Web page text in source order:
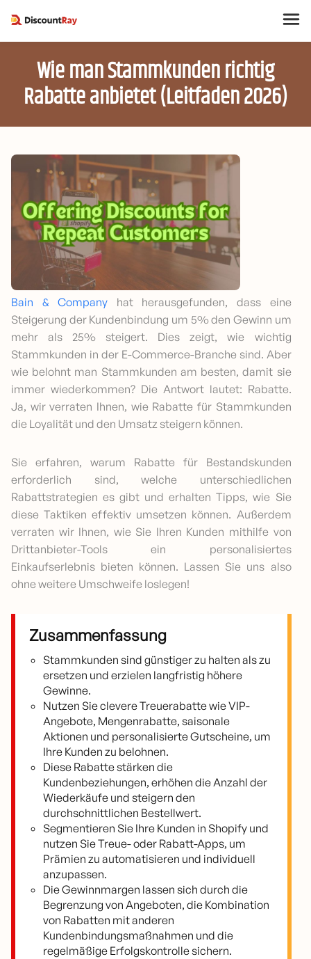
Wie man Stammkunden richtig
Rabatte anbietet (Leitfaden 2026)
Bain & Company hat herausgefunden, dass eine
Steigerung der Kundenbindung um 5% den Gewinn um
mehr als 25% steigert. Dies zeigt, wie wichtig
Stammkunden in der E-Commerce-Branche sind. Aber
wie belohnt man Stammkunden am besten, damit sie
immer wiederkommen? Die Antwort lautet: Rabatte.
Ja, wir verraten Ihnen, wie Rabatte für Stammkunden
die Loyalität und den Umsatz steigern können.
Sie erfahren, warum Rabatte für Bestandskunden
erforderlich sind, welche unterschiedlichen
Rabattstrategien es gibt und erhalten Tipps, wie Sie
diese Taktiken effektiv umsetzen können. Außerdem
verraten wir Ihnen, wie Sie Ihren Kunden mithilfe von
Drittanbieter-Tools ein personalisiertes
Einkaufserlebnis bieten können. Lassen Sie uns also
ohne weitere Umschweife loslegen!
Zusammenfassung
Stammkunden sind günstiger zu halten als zu
ersetzen und erzielen langfristig höhere
Gewinne.
Nutzen Sie clevere Treuerabatte wie VIP-
Angebote, Mengenrabatte, saisonale
Aktionen und personalisierte Gutscheine, um
Ihre Kunden zu belohnen.
Diese Rabatte stärken die
Kundenbeziehungen, erhöhen die Anzahl der
Wiederkäufe und steigern den
durchschnittlichen Bestellwert.
Segmentieren Sie Ihre Kunden in Shopify und
nutzen Sie Treue- oder Rabatt-Apps, um
Prämien zu automatisieren und individuell
anzupassen.
Die Gewinnmargen lassen sich durch die
Begrenzung von Angeboten, die Kombination
von Rabatten mit anderen
Kundenbindungsmaßnahmen und die
regelmäßige Erfolgskontrolle sichern.